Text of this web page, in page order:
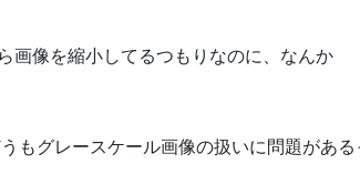
画像を縮小してるつもりなのに、なんか
もグレースケール画像の扱いに問題があ